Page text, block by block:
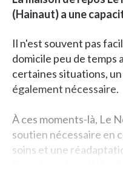
(Hainaut) a une
Il n'est souvent pas
domicile peu de temps
certaines situations,
également nécessaire.
À ces moments-là, Le
soutien nécessaire en
soins et une